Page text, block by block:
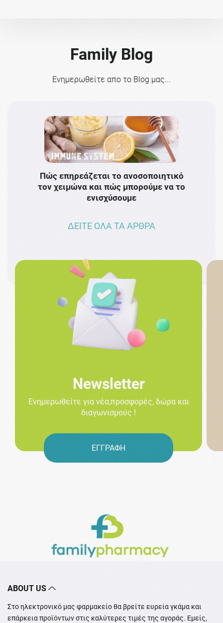
Family Blog
Ενημερωθείτε απο το Blog μας...
Πώς επηρεάζεται το ανοσοποιητικό
τον χειμώνα και πώς μπορούμε να το
ενισχύσουμε
ΔΕΙΤΕ ΟΛΑ ΤΑ ΑΡΘΡΑ
Newsletter
Ενημερωθείτε για νέα,προσφορές, δώρα και
διαγωνισμούς !
ΕΓΓΡΑΦΗ
ABOUT US
Στο ηλεκτρονικό μας φαρμακείο θα βρείτε ευρεία γκάμα και
επάρκεια προϊόντων στις καλύτερες τιμές της αγοράς. Εμείς,